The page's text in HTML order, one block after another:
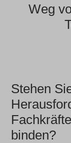
Weg
Stehen
binden?